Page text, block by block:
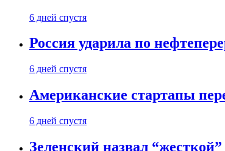
6 дней спустя
Россия ударила по
6 дней спустя
Американские стартапы
6 дней спустя
Зеленский назвал